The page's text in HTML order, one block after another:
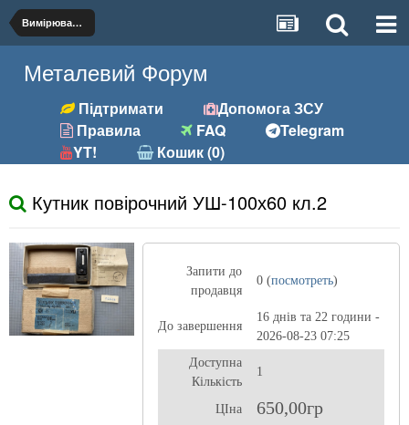
Вимірювальний інструмент
Металевий Форум
Підтримати
Допомога ЗСУ
Правила
FAQ
Telegram
YT!
Кошик (0)
Кутник повірочний УШ-100х60 кл.2
Запити до
продавця
0 (посмотреть)
До завершення
16 днів та 22 години -
2026-08-23 07:25
Доступна
Кількість
1
ЦІна 650,00гр